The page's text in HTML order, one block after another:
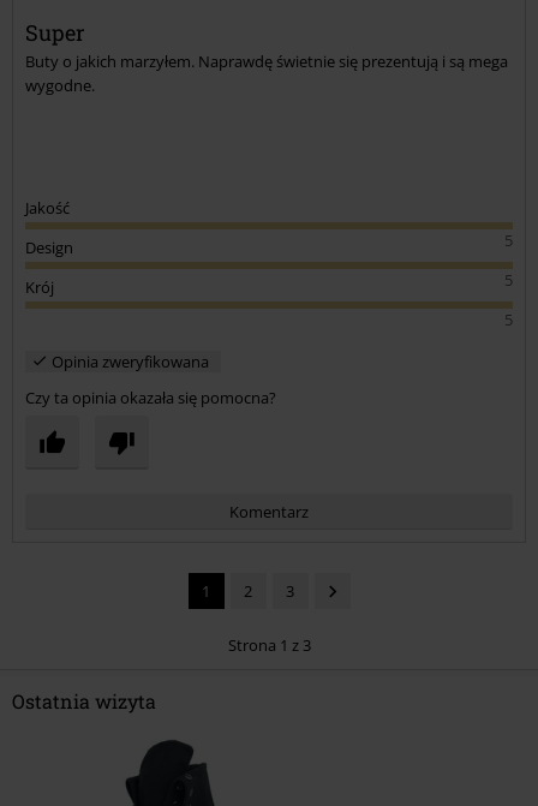
Prześlij komentarz
Super
Buty o jakich marzyłem. Naprawdę świetnie się prezentują i są mega
wygodne.
Jakość
5
Design
5
Krój
5
Opinia zweryfikowana
Czy ta opinia okazała się pomocna?
Komentarz
Prześlij komentarz
1 2 3
Strona 1 z 3
Ostatnia wizyta